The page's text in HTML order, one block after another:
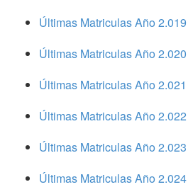
Últimas Matriculas Año 2.019
Últimas Matriculas Año 2.020
Últimas Matriculas Año 2.021
Últimas Matriculas Año 2.022
Últimas Matriculas Año 2.023
Últimas Matriculas Año 2.024